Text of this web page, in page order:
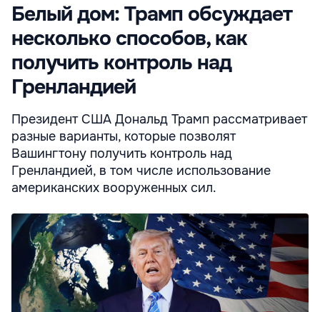
Белый дом: Трамп обсуждает
несколько способов, как
получить контроль над
Гренландией
Президент США Дональд Трамп рассматривает
разные варианты, которые позволят
Вашингтону получить контроль над
Гренландией, в том числе использование
американских вооруженных сил.